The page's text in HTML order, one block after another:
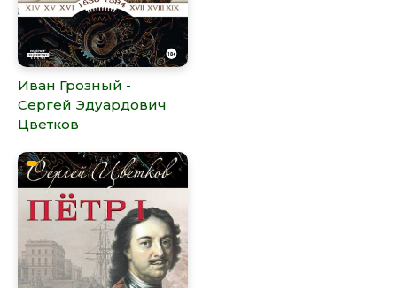
Иван Грозный -
Сергей Эдуардович
Цветков